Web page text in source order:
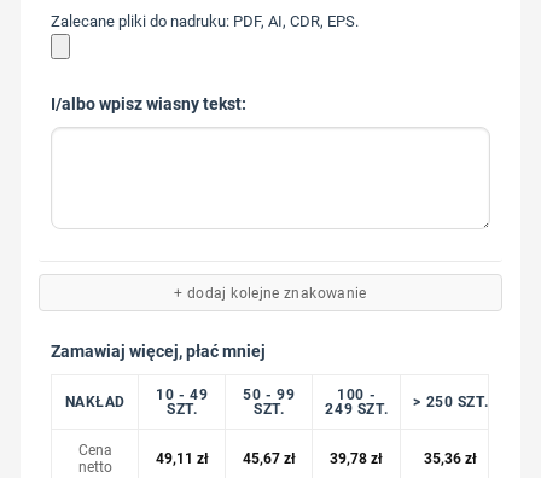
Zalecane pliki do nadruku: PDF, AI, CDR, EPS.
I/albo wpisz wiasny tekst:
+ dodaj kolejne znakowanie
Zamawiaj więcej, płać mniej
NAKŁAD
10 - 49
SZT.
50 - 99
SZT.
100 -
249 SZT.
> 250 SZT.
Cena
netto
49,11 zł 45,67 zł 39,78zł 35,36zł